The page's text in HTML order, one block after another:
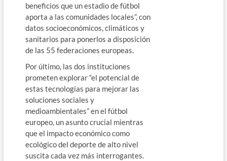
beneficios que un estadio de fútbol
aporta a las comunidades locales”, con
datos socioeconómicos, climáticos y
sanitarios para ponerlos a disposición
de las 55 federaciones europeas.
Por último, las dos instituciones
prometen explorar “el potencial de
estas tecnologías para mejorar las
soluciones sociales y
medioambientales” en el fútbol
europeo, un asunto crucial mientras
que el impacto económico como
ecológico del deporte de alto nivel
suscita cada vez más interrogantes.